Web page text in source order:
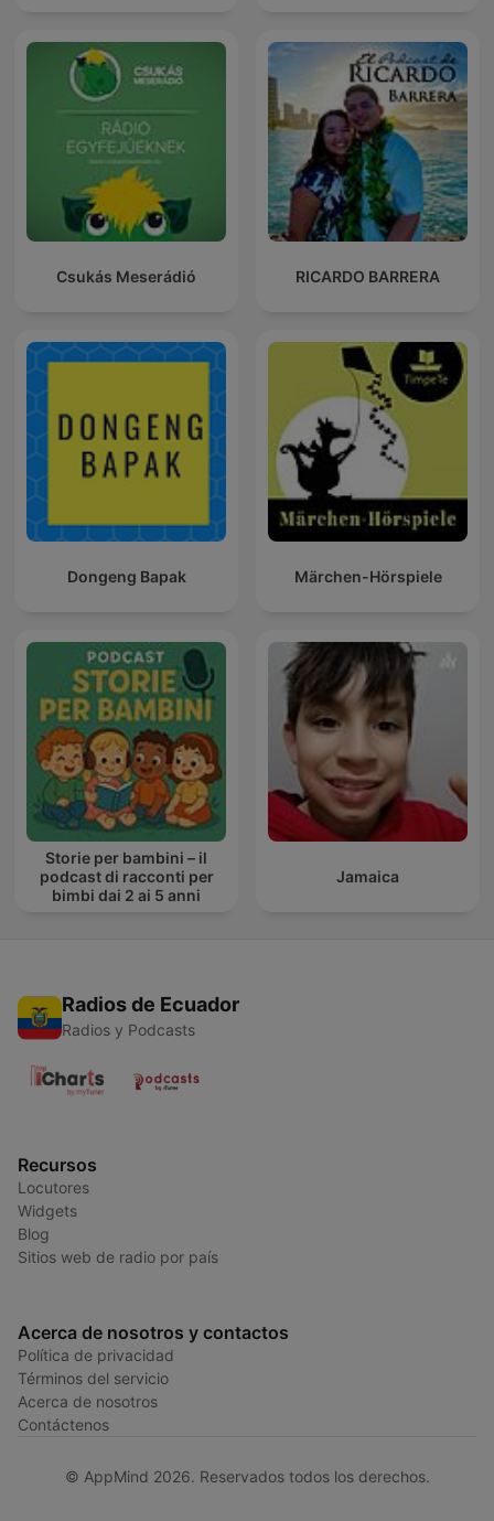
Csukás Meserádió RICARDO BARRERA
Dongeng Bapak Märchen-Hörspiele
Storie per bambini – il
podcast di racconti per
bimbi dai 2 ai 5 anni
Jamaica
Radios de Ecuador
Radios y Podcasts
Recursos
Locutores
Widgets
Blog
Sitios web de radio por país
Acerca de nosotros y contactos
Política de privacidad
Términos del servicio
Acerca de nosotros
Contáctenos
© AppMind 2026. Reservados todos los derechos.